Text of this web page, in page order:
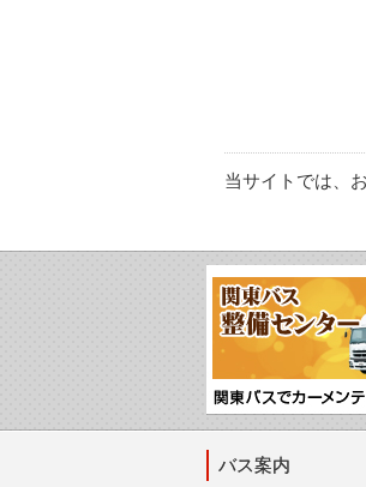
当サイトでは、
バス案内